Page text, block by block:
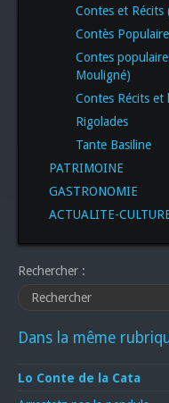
Contes et Récits
Contès
Contes
Mouligné)
Contes Récits et
Rigolades
Tante Basiline
PATRIMOINE
GASTRONOMIE
ACTUALITE-
Rechercher :
Dans la même
Lo Conte de la Cata